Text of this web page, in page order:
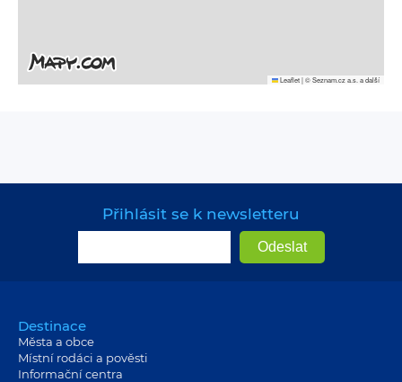
Leaflet|© Seznam.cz a.s. a další
Přihlásit se k newsletteru
Destinace
Města a obce
Místní rodáci a pověsti
Informační centra